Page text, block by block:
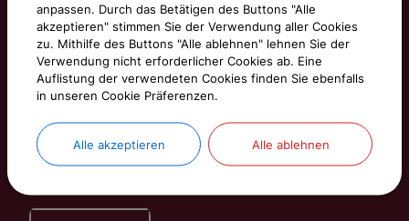
Gemeinde Kalchreuth
Rathausstraße 1
Telefon: 0911 518344-0
anpassen. Durch das Betätigen des Buttons "Alle
akzeptieren" stimmen Sie der Verwendung aller Cookies
zu. Mithilfe des Buttons "Alle ablehnen" lehnen Sie der
Verwendung nicht erforderlicher Cookies ab. Eine
Auflistung der verwendeten Cookies finden Sie ebenfalls
in unseren Cookie Präferenzen.
Alle akzeptieren Alle ablehnen